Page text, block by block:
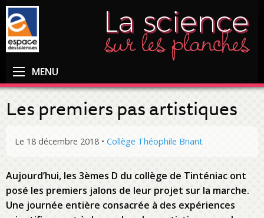
MENU
Les premiers pas artistiques
Le 18 décembre 2018 • Collège Théophile Briant
Aujourd’hui, les 3èmes D du collège de Tinténiac ont
posé les premiers jalons de leur projet sur la marche.
Une journée entière consacrée à des expériences